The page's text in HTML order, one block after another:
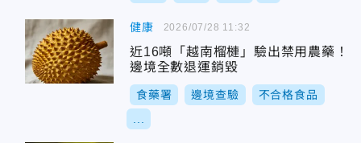
健康
近16噸「越南榴槤」驗出禁用農藥！
邊境全數退運銷毀
食藥署 邊境查驗 不合格食品
2026/07/28 11:32